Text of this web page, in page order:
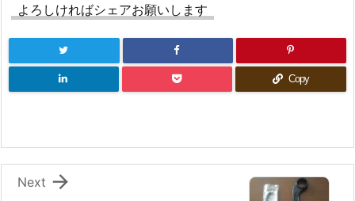
よろしければシェアお願いします
Copy

Next